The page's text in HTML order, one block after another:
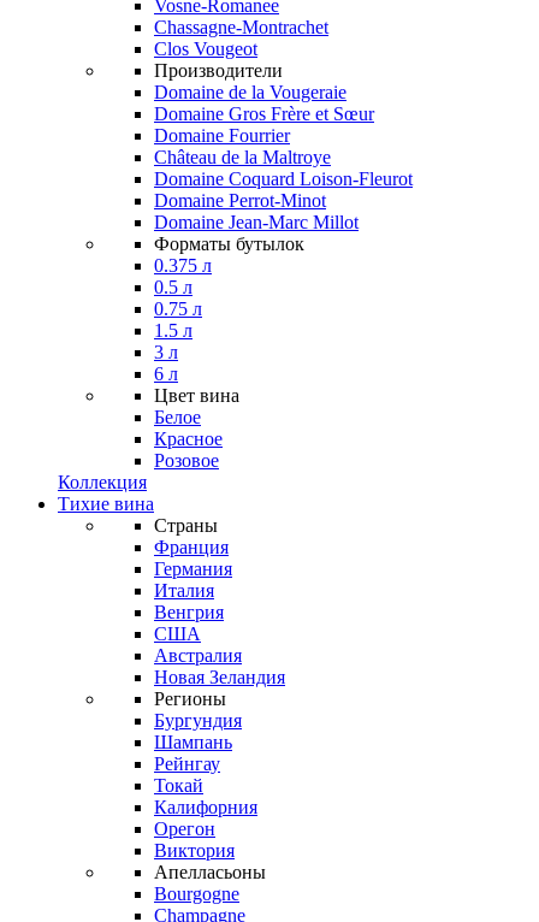
Vosne-Romanee
Chassagne-Montrachet
Clos Vougeot
Производители
Domaine de la Vougeraie
Domaine Gros Frère et Sœur
Domaine Fourrier
Château de la Maltroye
Domaine Coquard Loison-Fleurot
Domaine Perrot-Minot
Domaine Jean-Marc Millot
Форматы бутылок
0.375 л
0.5 л
0.75 л
1.5 л
3 л
6 л
Цвет вина
Белое
Красное
Розовое
Коллекция
Тихие вина
Страны
Франция
Германия
Италия
Венгрия
США
Австралия
Новая Зеландия
Регионы
Бургундия
Шампань
Рейнгау
Токай
Калифорния
Орегон
Виктория
Апелласьоны
Bourgogne
Champagne